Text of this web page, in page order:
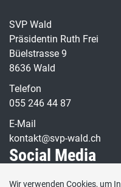
SVP Wald
Präsidentin Ruth Frei
Büelstrasse 9
8636 Wald
Telefon
055 246 44 87
E-Mail
kontakt@svp-wald.ch
Social Media
Wir verwenden Cookies, um